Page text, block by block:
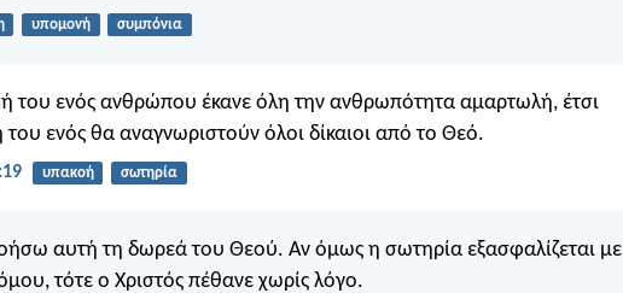
υπομονή συμπόνια
του ενός ανθρώπου έκανε όλη την ανθρωπότητα αμαρτωλή, έτσι
του ενός θα αναγνωριστούν όλοι δίκαιοι από το Θεό.
υπακοή σωτηρία
αυτή τη δωρεά του Θεού. Αν όμως η σωτηρία εξασφαλίζεται με
τότε ο Χριστός πέθανε χωρίς λόγο.